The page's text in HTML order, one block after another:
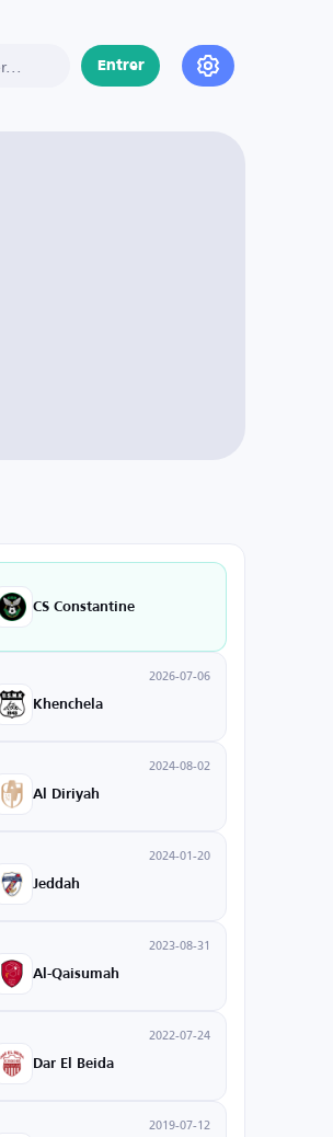
Entrer
CS Constantine
2026-07-06
Khenchela
2024-08-02
Al Diriyah
2024-01-20
Jeddah
2023-08-31
Al-Qaisumah
2022-07-24
Dar El Beida
2019-07-12